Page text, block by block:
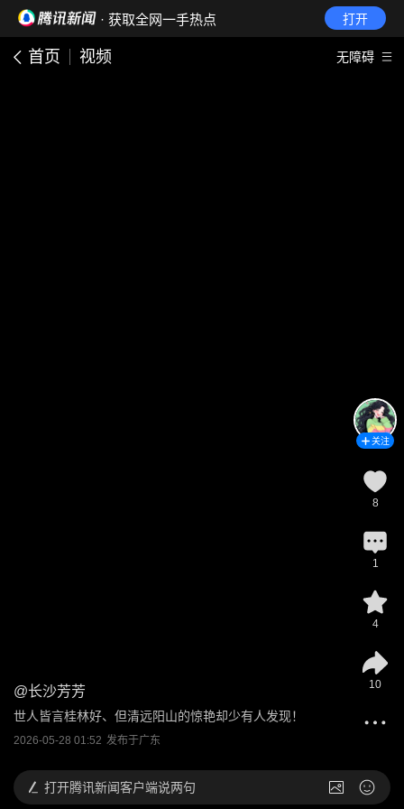
· 获取全网一手热点 打开
首页 视频 无障碍
@长沙芳芳
世人皆言桂林好、但清远阳山的惊艳却少有人发现！
2026-05-28 01:52 发布于广东
关注
8
1
4
10
打开腾讯新闻客户端说两句